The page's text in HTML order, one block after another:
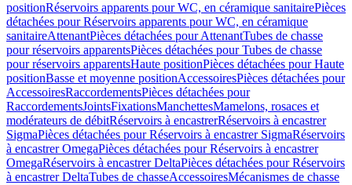
positionRéservoirs apparents pour WC, en céramique sanitairePièces
détachées pour Réservoirs apparents pour WC, en céramique
sanitaireAttenantPièces détachées pour AttenantTubes de chasse
pour réservoirs apparentsPièces détachées pour Tubes de chasse
pour réservoirs apparentsHaute positionPièces détachées pour Haute
positionBasse et moyenne positionAccessoiresPièces détachées pour
AccessoiresRaccordementsPièces détachées pour
RaccordementsJointsFixationsManchettesMamelons, rosaces et
modérateurs de débitRéservoirs à encastrerRéservoirs à encastrer
SigmaPièces détachées pour Réservoirs à encastrer SigmaRéservoirs
à encastrer OmegaPièces détachées pour Réservoirs à encastrer
OmegaRéservoirs à encastrer DeltaPièces détachées pour Réservoirs
à encastrer DeltaTubes de chasseAccessoiresMécanismes de chasse